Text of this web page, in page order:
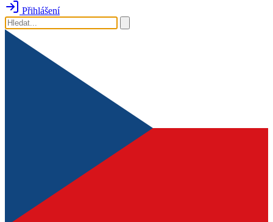
Přihlášení